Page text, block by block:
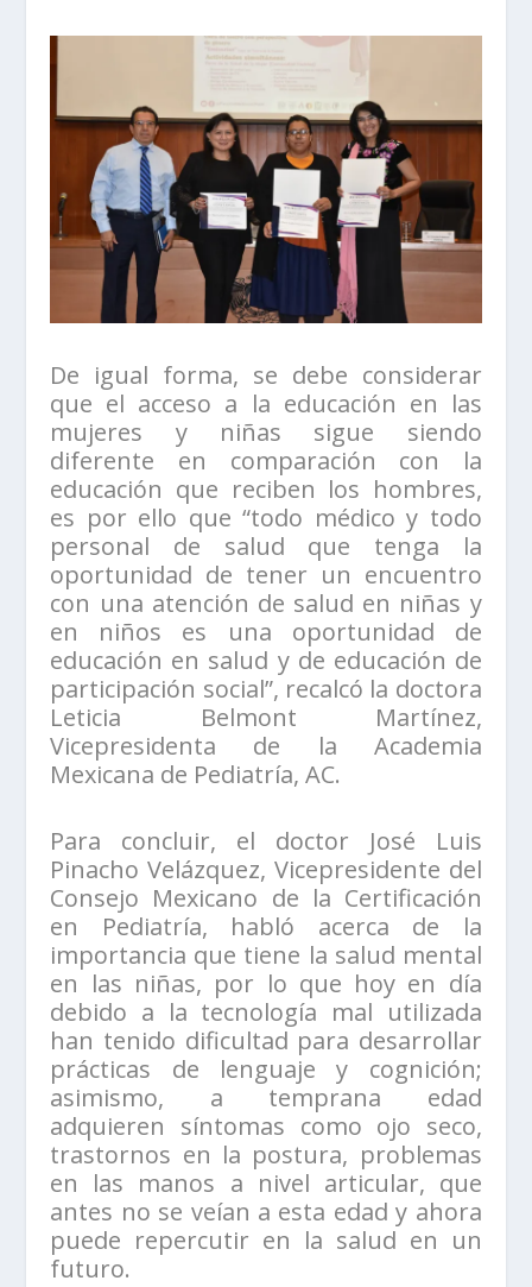
De igual forma, se debe considerar
que el acceso a la educación en las
mujeres y niñas sigue siendo
diferente en comparación con la
educación que reciben los hombres,
es por ello que “todo médico y todo
personal de salud que tenga la
oportunidad de tener un encuentro
con una atención de salud en niñas y
en niños es una oportunidad de
educación en salud y de educación de
participación social”, recalcó la doctora
Leticia Belmont Martínez,
Vicepresidenta de la Academia
Mexicana de Pediatría, AC.
Para concluir, el doctor José Luis
Pinacho Velázquez, Vicepresidente del
Consejo Mexicano de la Certificación
en Pediatría, habló acerca de la
importancia que tiene la salud mental
en las niñas, por lo que hoy en día
debido a la tecnología mal utilizada
han tenido dificultad para desarrollar
prácticas de lenguaje y cognición;
asimismo, a temprana edad
adquieren síntomas como ojo seco,
trastornos en la postura, problemas
en las manos a nivel articular, que
antes no se veían a esta edad y ahora
puede repercutir en la salud en un
futuro.